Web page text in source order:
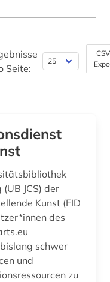
Wirtschaftswissenschaften (1)
Seite:
JCS) der
Kunst (FID
des
schwer
und
zu